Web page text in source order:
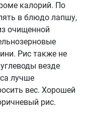
калорий. По
в блюдо лапшу,
очищенной
Рис также не
везде
лучше
вес. Хорошей
рис.